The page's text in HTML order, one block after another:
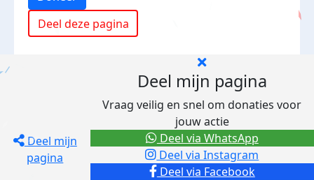
Deel deze pagina
Deel mijn
pagina
Deel mijn pagina
Vraag veilig en snel om donaties voor
jouw actie
Deel via Facebook
Deel via Instagram
Deel via WhatsApp